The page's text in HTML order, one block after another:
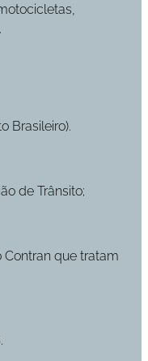
Brasileiro).
de Trânsito;
Contran que tratam